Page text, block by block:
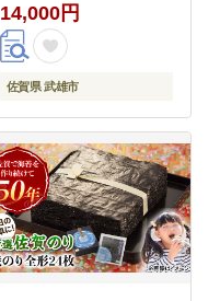
14,000円
佐賀県 武雄市